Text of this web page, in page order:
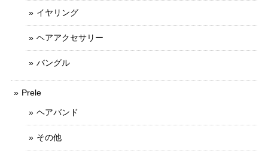
イヤリング
ヘアアクセサリー
バングル
Prele
ヘアバンド
その他